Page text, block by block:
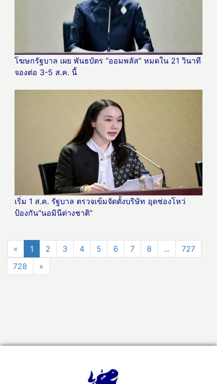
โฆษกรัฐบาล เผย พันธบัตร “ออมพลัส” หมดใน 21 วินาที
จองต่อ 3-5 ส.ค. นี้
เริ่ม 1 ส.ค. รัฐบาล ตรวจเข้มจัดตั้งบริษัท อุดช่องโหว่
ป้องกัน"นอมินีต่างชาติ”
« 1 2 3 4 5 6 7 8 ...
727
728
»